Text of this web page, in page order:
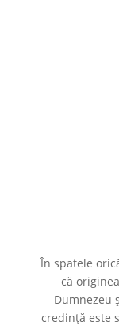
În spatele
că
Dumnezeu
credință este